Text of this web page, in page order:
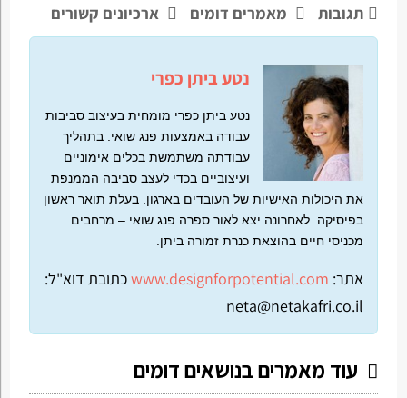
תגובות מאמרים דומים ארכיונים קשורים
נטע ביתן כפרי
נטע ביתן כפרי מומחית בעיצוב סביבות
עבודה באמצעות פנג שואי. בתהליך
עבודתה משתמשת בכלים אימוניים
ועיצוביים בכדי לעצב סביבה הממנפת
את היכולות האישיות של העובדים בארגון. בעלת תואר ראשון
בפיסיקה. לאחרונה יצא לאור ספרה פנג שואי – מרחבים
מכניסי חיים בהוצאת כנרת זמורה ביתן.
אתר: www.designforpotential.comכתובת דוא"ל:
neta@netakafri.co.il
עוד מאמרים בנושאים דומים